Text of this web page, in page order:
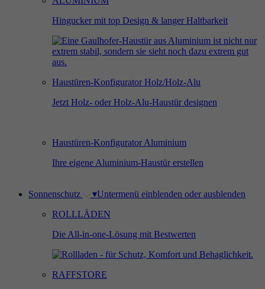
Hingucker mit top Design & langer Haltbarkeit
Haustüren-Konfigurator Holz/Holz-Alu
Jetzt Holz- oder Holz-Alu-Haustür designen
Haustüren-Konfigurator Aluminium
Ihre eigene Aluminium-Haustür erstellen
Sonnenschutz ▾Untermenü einblenden oder ausblenden
ROLLLÄDEN
Die All-in-one-Lösung mit Bestwerten
RAFFSTORE